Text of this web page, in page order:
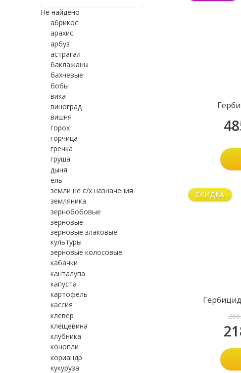
Не найдено
абрикос
арахис
арбуз
астрагал
баклажаны
бахчевые
бобы
вика
виноград
вишня
горох
горчица
гречка
груша
дыня
ель
земли не с/х назначения
земляника
зернобобовые
зерновые
зерновые злаковые
культуры
зерновые колосовые
кабачки
канталупа
капуста
картофель
кассия
клевер
клещевина
клубника
конопли
кориандр
кукуруза
СКИДКА